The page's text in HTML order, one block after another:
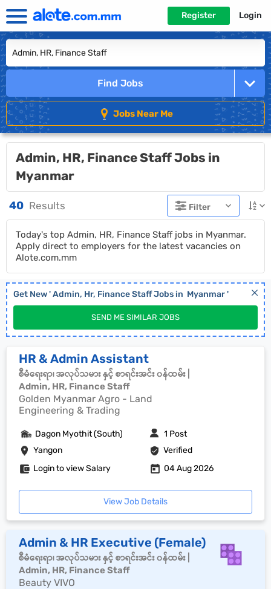
Register Login
Find Jobs
Jobs Near Me
Admin, HR, Finance Staff Jobs in
Myanmar
40 Results Filter
Today's top Admin, HR, Finance Staff jobs in Myanmar.
Apply direct to employers for the latest vacancies on
Alote.com.mm
Get New 'Admin, Hr, Finance StaffJobs in Myanmar'
SEND ME SIMILAR JOBS
HR & Admin Assistant
စီမံရေးရာ၊ အလုပ်သမား နှင့် စာရင်းအင်း ၀န်ထမ်း |
Admin, HR, Finance Staff
Golden Myanmar Agro - Land
Engineering & Trading
Yangon Verified
Dagon Myothit (South) 1 Post
Login to view Salary 04 Aug 2026
View Job Details
Admin & HR Executive (Female)
စီမံရေးရာ၊ အလုပ်သမား နှင့် စာရင်းအင်း ၀န်ထမ်း |
Admin, HR, Finance Staff
Beauty VIVO